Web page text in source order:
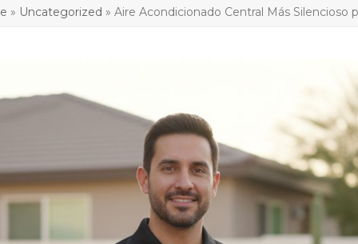
» Uncategorized » Aire Acondicionado Central Más Silencioso